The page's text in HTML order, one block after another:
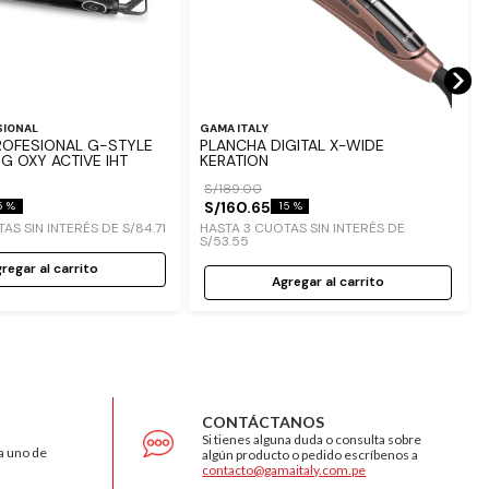
G-STYLE
OXY ACTIVE IHT
%
SIN INTERÉS DE S/84.71
al carrito
GAMA ITALY
PLANCHA DIGITAL X-WIDE
KERATION
S/189.00
S/160.65 15 %
HASTA3 CUOTAS SIN INTERÉS DE
S/53.55
Agregar al carrito
uno de
CONTÁCTANOS
Si tienes alguna duda o consulta sobre
algún producto o pedido escríbenos a
contacto@gamaitaly.com.pe